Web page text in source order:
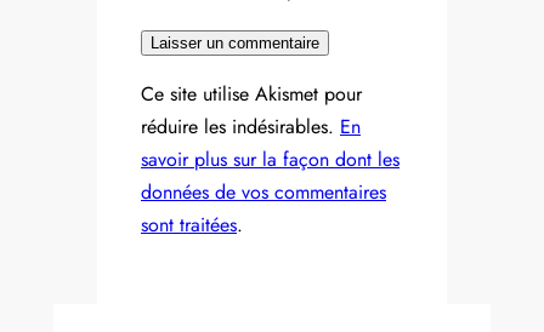
Ce site utilise Akismet pour
réduire les indésirables. En
savoir plus sur la façon dont les
données de vos commentaires
sont traitées.